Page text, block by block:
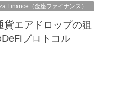
Finance（金座ファイナンス）
エアドロップの狙
プロトコル